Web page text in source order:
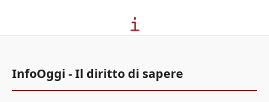
InfoOggi - Il diritto di sapere